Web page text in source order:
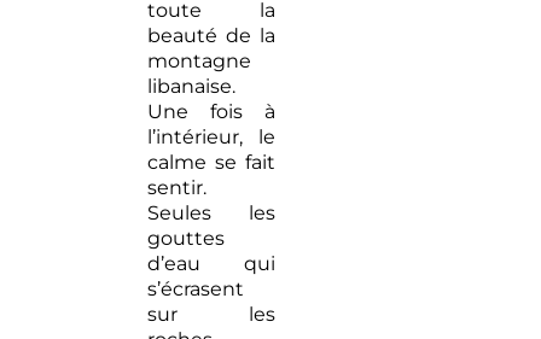
toute la
beauté de la
montagne
libanaise.
Une fois à
l’intérieur, le
calme se fait
sentir.
Seules les
gouttes
d’eau qui
s’écrasent
sur les